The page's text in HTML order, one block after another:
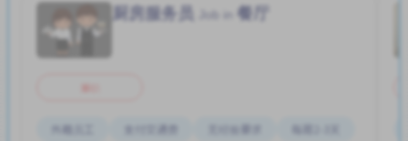
厨房服务员 餐厅
兼职
外籍员工 支付交通费 无经验要求
每周2-3天